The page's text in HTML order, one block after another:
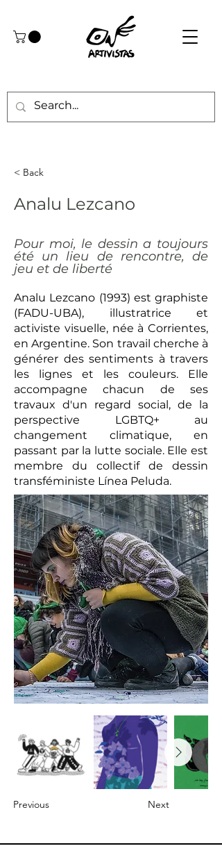
< Back
Analu Lezcano
Pour moi, le dessin a toujours
été un lieu de rencontre, de
jeu et de liberté
Analu Lezcano (1993) est graphiste
(FADU-UBA), illustratrice et
activiste visuelle, née à Corrientes,
en Argentine. Son travail cherche à
générer des sentiments à travers
les lignes et les couleurs. Elle
accompagne chacun de ses
travaux d'un regard social, de la
perspective LGBTQ+ au
changement climatique, en
passant par la lutte sociale. Elle est
membre du collectif de dessin
transféministe Línea Peluda.
Previous Next